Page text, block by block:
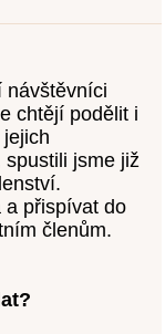
návštěvníci
chtějí podělit i
jsme již
a přispívat do
členům.